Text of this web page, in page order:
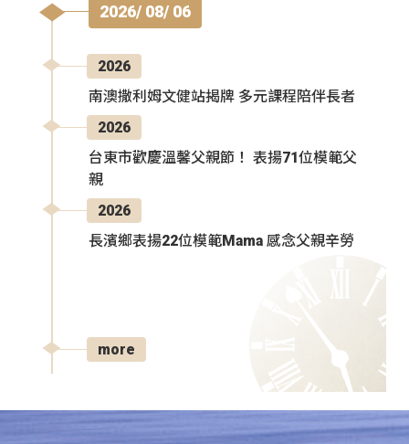
2026/ 08/ 06
2026
南澳撒利姆文健站揭牌 多元課程陪伴長者
2026
台東市歡慶溫馨父親節！ 表揚71位模範父
親
2026
長濱鄉表揚22位模範Mama 感念父親辛勞
more